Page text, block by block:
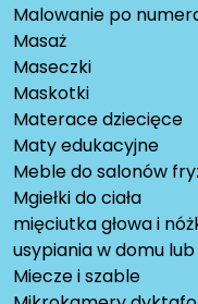
Malowanie po
Masaż
Maseczki
Maskotki
Materace dziecięce
Maty edukacyjne
Meble do salonów
Mgiełki do ciała
mięciutka głowa i
usypiania w domu
Miecze i szable